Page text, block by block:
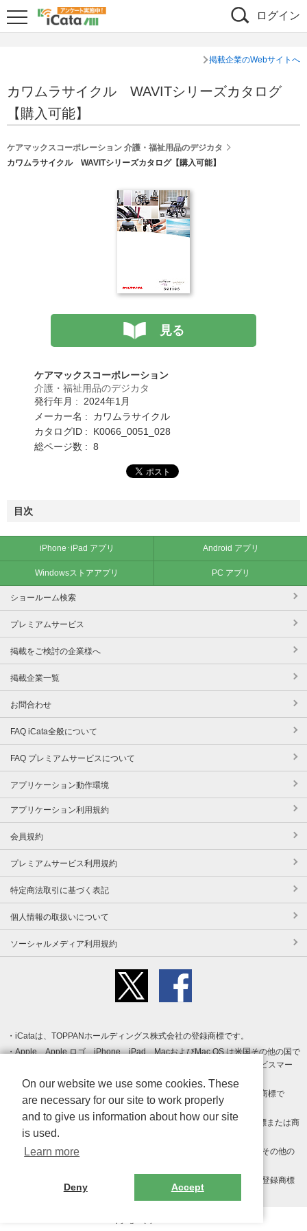
ログイン
掲載企業のWebサイトへ
カワムラサイクル WAVITシリーズカタログ
【購入可能】
ケアマックスコーポレーション 介護・福祉用品のデジカタ
カワムラサイクル WAVITシリーズカタログ【購入可能】
見る
ケアマックスコーポレーション
介護・福祉用品のデジカタ
発行年月 : 2024年1月
メーカー名 : カワムラサイクル
カタログID : K0066_0051_028
総ページ数 : 8
目次
iPhone･iPad アプリ Android アプリ
Windowsストアアプリ PC アプリ
ショールーム検索
プレミアムサービス
掲載をご検討の企業様へ
掲載企業一覧
お問合わせ
FAQ iCata全般について
FAQ プレミアムサービスについて
アプリケーション動作環境
アプリケーション利用規約
会員規約
プレミアムサービス利用規約
特定商法取引に基づく表記
個人情報の取扱いについて
ソーシャルメディア利用規約
iCataは、TOPPANホールディングス株式会社の登録商標です。
Apple、Apple ロゴ、iPhone、iPad、MacおよびMac OS は米国その他の国で
登録された Apple Inc. の商標です。App Store は Apple Inc. のサービスマー
クです。
Android、Google Play および Google Play ロゴ は Google LLC の商標で
す。
Windows は Microsoft Inc.の米国およびその他の国における登録商標または商
標です。
Adobe、Adobe Reader、Adobe PDF は、Adobe Inc.の米国およびその他の
その他、記載されている会社名、商品名、ロゴは各社の商標または登録商標
On our website we use some cookies. These
are necessary for our site to work properly
and to give us information about how our site
is used.
Learn more
Deny Accept